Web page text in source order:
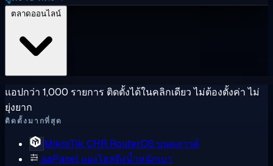
แอปกว่า 1,000 รายการ ติดตั้งได้ในคลิกเดียว ไม่ต้องตั้งค่า ไม่
ยุ่งยาก
ติดตั้งมากที่สุด
MikroTik CHR RouterOS บนคลาวด์
aaPanel แผงโฮสติงน้ำหนักเบา